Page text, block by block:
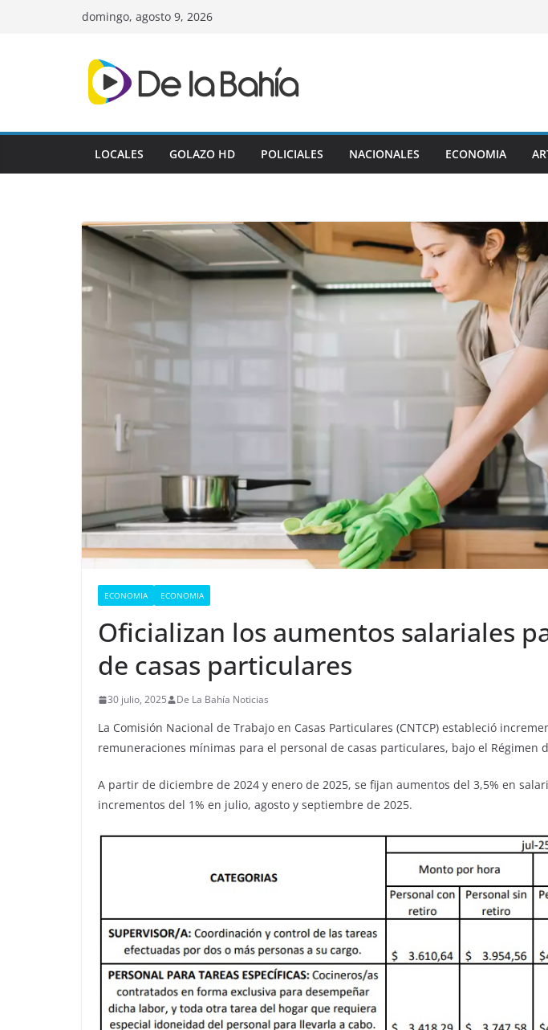
domingo, agosto 9, 2026
LOCALES GOLAZO HD POLICIALES NACIONALES ECONOMIA
ECONOMIA ECONOMIA
Oficializan los aumentos salariales
de casas particulares
30 julio, 2025 De La Bahía Noticias
La Comisión Nacional de Trabajo en Casas Particulares (CNTCP) estableció
remuneraciones mínimas para el personal de casas particulares, bajo el Régimen
A partir de diciembre de 2024 y enero de 2025, se fijan aumentos del 3,5% en
incrementos del 1% en julio, agosto y septiembre de 2025.